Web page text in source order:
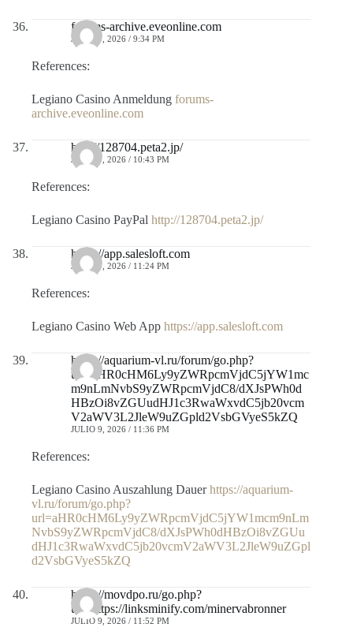
forums-archive.eveonline.com
JULIO 9, 2026 / 9:34 PM
References:
Legiano Casino Anmeldung forums-
archive.eveonline.com
http://128704.peta2.jp/
JULIO 9, 2026 / 10:43 PM
References:
Legiano Casino PayPal http://128704.peta2.jp/
https://app.salesloft.com
JULIO 9, 2026 / 11:24 PM
References:
Legiano Casino Web App https://app.salesloft.com
https://aquarium-vl.ru/forum/go.php?
url=aHR0cHM6Ly9yZWRpcmVjdC5jYW1mc
m9nLmNvbS9yZWRpcmVjdC8/dXJsPWh0d
HBzOi8vZGUudHJ1c3RwaWxvdC5jb20vcm
V2aWV3L2JleW9uZGpld2VsbGVyeS5kZQ
JULIO 9, 2026 / 11:36 PM
References:
Legiano Casino Auszahlung Dauerhttps://aquarium-
vl.ru/forum/go.php?
url=aHR0cHM6Ly9yZWRpcmVjdC5jYW1mcm9nLm
NvbS9yZWRpcmVjdC8/dXJsPWh0dHBzOi8vZGUu
dHJ1c3RwaWxvdC5jb20vcmV2aWV3L2JleW9uZGpl
d2VsbGVyeS5kZQ
https://movdpo.ru/go.php?
url=https://linksminify.com/minervabronner
JULIO 9, 2026 / 11:52 PM